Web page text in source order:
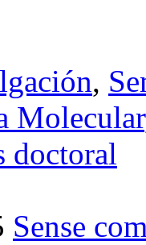
,
Molecular
doctoral
Sense